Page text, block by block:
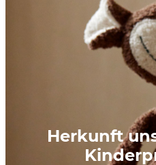
Herkunft